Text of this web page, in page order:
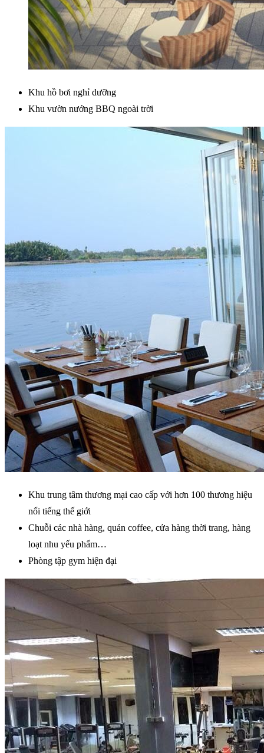
Khu hồ bơi nghỉ dưỡng
Khu vườn nướng BBQ ngoài trời
Khu trung tâm thương mại cao cấp với hơn 100 thương hiệu
nổi tiếng thế giới
Chuỗi các nhà hàng, quán coffee, cửa hàng thời trang, hàng
loạt nhu yếu phẩm…
Phòng tập gym hiện đại